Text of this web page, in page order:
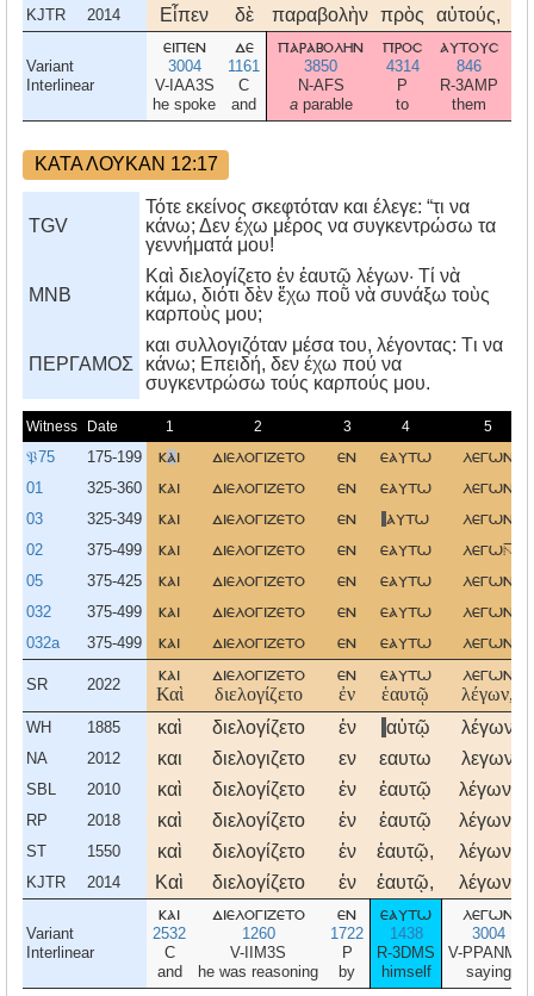
KJTR 2014 Εἶπεν δὲ παραβολὴν πρὸς αὐτούς,
Variant
Interlinear
ειπεν
3004
V-IAA3S
he spoke
δε
1161
C
and
παραβολην
3850
N-AFS
aparable
προσ
4314
P
to
αυτουσ
846
R-3AMP
them
ΚΑΤΑ ΛΟΥΚΑΝ 12:17
TGV
Τότε εκείνος σκεφτόταν και έλεγε: “τι να
κάνω; Δεν έχω μέρος να συγκεντρώσω τα
γεννήματά μου!
MNB
Καὶ διελογίζετο ἐν ἑαυτῷ λέγων· Τί νὰ
κάμω, διότι δὲν ἔχω ποῦ νὰ συνάξω τοὺς
καρποὺς μου;
ΠΕΡΓΑΜΟΣ
και συλλογιζόταν μέσα του, λέγοντας: Tι να
κάνω; Eπειδή, δεν έχω πού να
συγκεντρώσω τούς καρπούς μου.
Witness Date 1 2 3 4 5
𝔓75 175-199 και διελογιζετο εν εαυτω λεγων
01 325-360 και διελογιζετο εν εαυτω λεγων
03 325-349 και διελογιζετο εν αυτω λεγων
02 375-499 και διελογιζετο εν εαυτω λεγω
05 375-425 και διελογιζετο εν εαυτω λεγων
032 375-499 και διελογιζετο εν εαυτω λεγων
032a 375-499 και διελογιζετο εν εαυτω λεγων
SR 2022
και
Καὶ
διελογιζετο
διελογίζετο
εν
ἐν
εαυτω
ἑαυτῷ
λεγων
λέγων,
WH 1885 καὶ διελογίζετο ἐν αὑτῷ λέγων
NA 2012 και διελογιζετο εν εαυτω λεγων
SBL 2010 καὶ διελογίζετο ἐν ἑαυτῷ λέγων·
RP 2018 καὶ διελογίζετο ἐν ἑαυτῷ λέγων,
ST 1550 καὶ διελογίζετο ἐν ἑαυτῷ, λέγων,
KJTR 2014 Καὶ διελογίζετο ἐν ἑαυτῷ, λέγων,
Variant
Interlinear
και
2532
C
and
διελογιζετο
1260
V-IIM3S
he was reasoning
εν
1722
P
by
εαυτω
1438
R-3DMS
himself
λεγων
3004
V-PPANMS
saying